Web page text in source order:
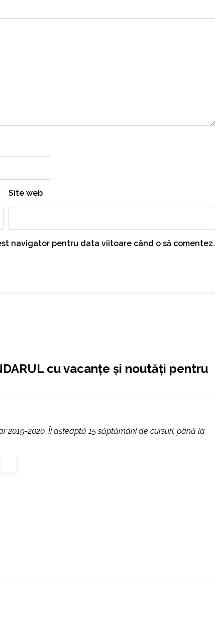
Site web
navigator pentru data viitoare când o să comentez.
cu vacanțe și noutăți pentru
2020. Îi așteaptă 15 săptămâni de cursuri, până la